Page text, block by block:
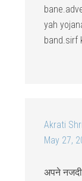
yah
band.sirf
Akrati
May 27,
अपने